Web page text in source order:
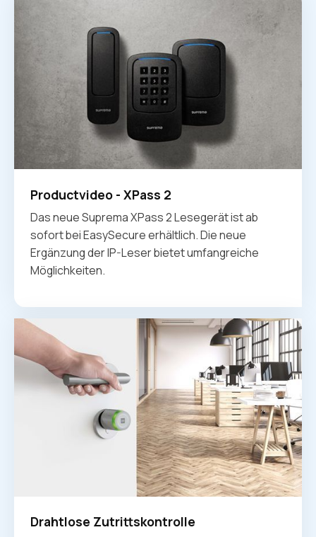
Productvideo - XPass 2
Das neue Suprema XPass 2 Lesegerät ist ab
sofort bei EasySecure erhältlich. Die neue
Ergänzung der IP-Leser bietet umfangreiche
Möglichkeiten.
Drahtlose Zutrittskontrolle